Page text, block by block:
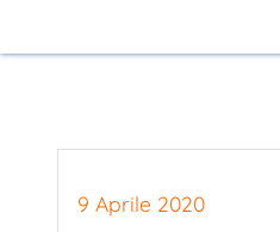
9 Aprile 2020